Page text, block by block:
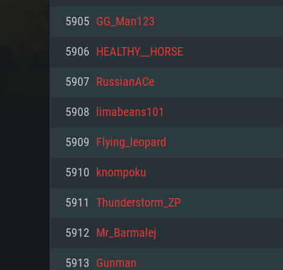
PC
최소사양
운영체제: Windows 10 (64 bit)
프로세서: 2.2 GHz 듀얼코어 이상
최소사양
운영체제: Mac OS Big Sur 11.0
프로세서: 최소 2.2 GHz의 Core
최소사양
운영체제: 64bit Linux 중 최신 버전
프로세서: 2.4 GHz 듀얼코어
5905 GG_Man123
5906 HEALTHY__HORSE
5907 RussianACe
5908 limabeans101
5909 Flying_leopard
5910 knompoku
5911 Thunderstorm_ZP
5912 Mr_Barmalej
5913 Gunmаn